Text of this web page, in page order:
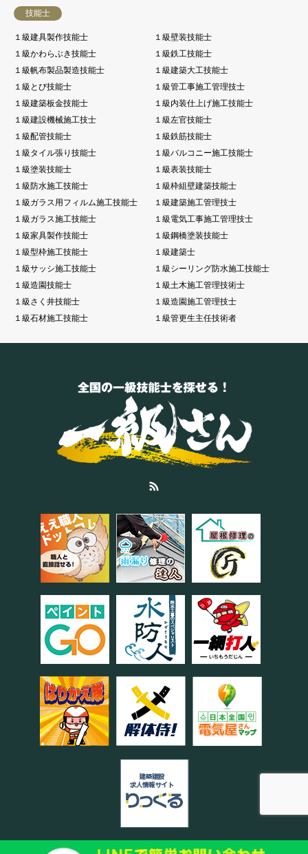
技能士
１級建具製作技能士
１級壁装技能士
１級かわらぶき技能士
１級鉄工技能士
１級帆布製品製造技能士
１級建築大工技能士
１級とび技能士
１級管工事施工管理技士
１級建築板金技能士
１級内装仕上げ施工技能士
１級建設機械施工技士
１級左官技能士
１級配管技能士
１級鉄筋技能士
１級タイル張り技能士
１級バルコニー施工技能士
１級塗装技能士
１級表装技能士
１級防水施工技能士
１級枠組壁建築技能士
１級ガラス用フィルム施工技能士
１級建築施工管理技士
１級ガラス施工技能士
１級電気工事施工管理技士
１級家具製作技能士
１級鋼橋塗装技能士
１級型枠施工技能士
１級建築士
１級サッシ施工技能士
１級シーリング防水施工技能士
１級造園技能士
１級土木施工管理技術士
１級さく井技能士
１級造園施工管理技士
１級石材施工技能士
１級管更生主任技術者